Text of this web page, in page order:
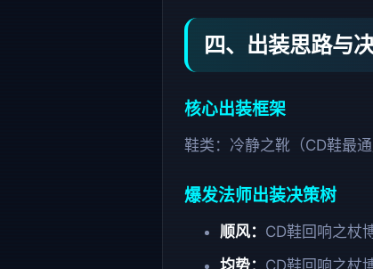
四、出装思路与
核心出装框架
鞋类：冷静之靴（CD鞋最
爆发法师出装决策树
顺风： CD鞋回响之杖
均势： CD鞋回响之杖